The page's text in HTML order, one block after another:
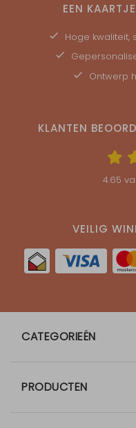
EEN
Hoge kwaliteit,
Ontwerp
KLANTEN
4.65
VEILIG
CATEGORIEËN
PRODUCTEN